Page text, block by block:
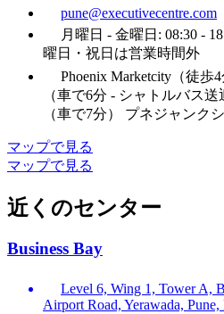
pune@executivecentre.com
月曜日 - 金曜日: 08:30 -
曜日・祝日は営業時間外
Phoenix Marketcity（徒歩
（車で6分 - シャトルバス
（車で7分） プネジャンク
マップで見る
マップで見る
近くのセンター
Business Bay
Level 6, Wing 1, Tower A,
Airport Road, Yerawada,